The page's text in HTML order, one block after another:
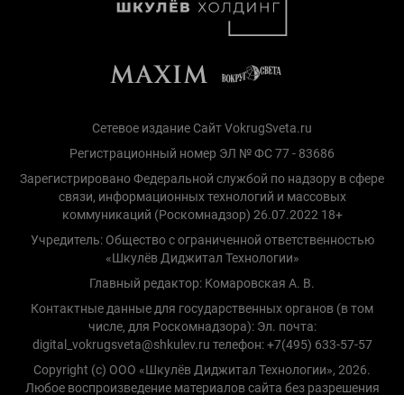
Сетевое издание Сайт VokrugSveta.ru
Регистрационный номер ЭЛ № ФС 77 - 83686
Зарегистрировано Федеральной службой по надзору в сфере
связи, информационных технологий и массовых
коммуникаций (Роскомнадзор) 26.07.2022 18+
Учредитель: Общество с ограниченной ответственностью
«Шкулёв Диджитал Технологии»
Главный редактор: Комаровская А. В.
Контактные данные для государственных органов (в том
числе, для Роскомнадзора): Эл. почта:
digital_vokrugsveta@shkulev.ru телефон: +7(495) 633-57-57
Copyright (с) ООО «Шкулёв Диджитал Технологии», 2026.
Любое воспроизведение материалов сайта без разрешения